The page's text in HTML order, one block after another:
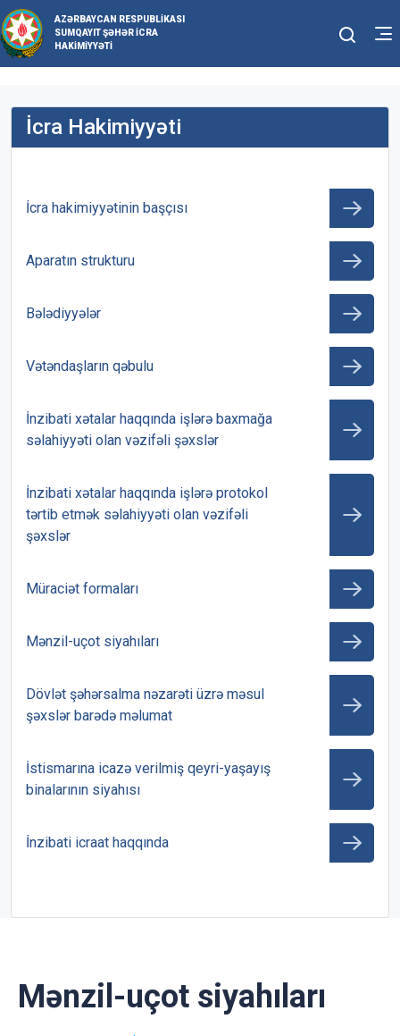
AZƏRBAYCAN RESPUBLIKASI
SUMQAYIT ŞƏHƏR İCRA
HAKIMIYYƏTI
İcra Hakimiyyəti
İcra hakimiyyətinin başçısı
Aparatın strukturu
Bələdiyyələr
Vətəndaşların qəbulu
İnzibati xətalar haqqında işlərə baxmağa
səlahiyyəti olan vəzifəli şəxslər
İnzibati xətalar haqqında işlərə protokol
tərtib etmək səlahiyyəti olan vəzifəli
şəxslər
Müraciət formaları
Mənzil-uçot siyahıları
Dövlət şəhərsalma nəzarəti üzrə məsul
şəxslər barədə məlumat
İstismarına icazə verilmiş qeyri-yaşayış
binalarının siyahısı
İnzibati icraat haqqında
Mənzil-uçot siyahıları